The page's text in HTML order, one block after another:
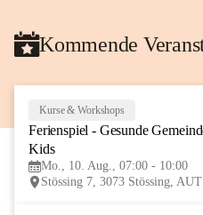
Kommende
Kurse & Workshops
Ferienspiel - Gesunde
Kids
Mo., 10. Aug., 07:00 - 10:00
Stössing 7, 3073 Stössing, AUT